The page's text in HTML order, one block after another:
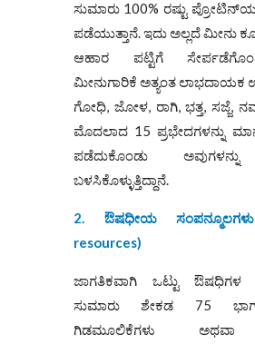
ಸುಮಾರು 100% ರಷ್ಟು
ಪಡೆಯುತ್ತಾನೆ. ಇದು ಅಲ್ಲದೆ ಮೀನು
ಆಹಾರ ಪಟ್ಟಿಗೆ
ಮೀನುಗಾರಿಕೆ ಅತ್ಯಂತ ಲಾಭದಾಯಕ
ಗೋಧಿ, ಜೋಳ, ರಾಗಿ, ಭತ್ತ, ಸಜ್ಜೆ,
ಮೊದಲಾದ 15 ಪ್ರಭೇದಗಳನ್ನು
ಪಡೆದುಕೊಂಡು ಅವುಗಳನ್ನು
ಬಳಸಿಕೊಳ್ಳುತ್ತಿದ್ದಾನೆ.
2. ಔಷಧೀಯ ಸಂಪನ್ಮೂಲಗಳು
resources)
ಜಾಗತಿಕವಾಗಿ ಒಟ್ಟು ಔಷಧಿಗಳ
ಸುಮಾರು ಶೇಕಡ 75
ಗಿಡಮೂಲಿಕೆಗಳು ಅಥವಾ